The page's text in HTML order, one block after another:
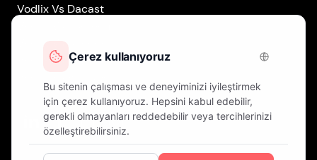
Vodlix Vs Dacast
Vodlix Vs Brightcove
Vodlix on LinkedIn
Vodlix on Facebook
Vodlix on X (Twitter)
Vodlix on Instagram